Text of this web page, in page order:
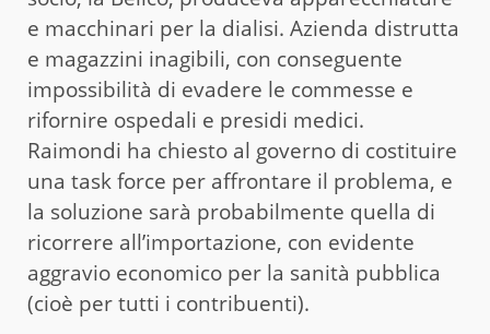
e macchinari per la dialisi. Azienda distrutta
e magazzini inagibili, con conseguente
impossibilità di evadere le commesse e
rifornire ospedali e presidi medici.
Raimondi ha chiesto al governo di costituire
una task force per affrontare il problema, e
la soluzione sarà probabilmente quella di
ricorrere all’importazione, con evidente
aggravio economico per la sanità pubblica
(cioè per tutti i contribuenti).